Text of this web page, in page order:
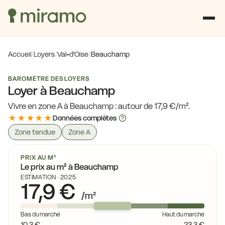
Accueil/Loyers/Val-d'Oise/Beauchamp
BAROMÈTRE DES LOYERS
Loyer à Beauchamp
Vivre en zone A à Beauchamp : autour de 17,9 €/m².
★★★★★Données complètes
Zone tendue
Zone A
PRIX AU M²
Le prix au m² à Beauchamp
ESTIMATION · 2025
17,9 € /m²
Bas du marché Haut du marché